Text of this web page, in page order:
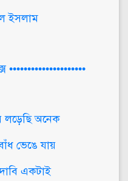
ইসলাম
•••••••••••••••••••••
লড়েছি অনেক
ভেঙে যায়
একটাই